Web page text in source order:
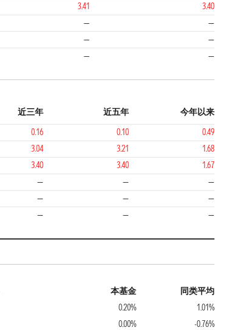
3.41
3.40
—
—
—
—
— —
近三年 近五年
今年以来
0.16 0.10
0.49
3.04 3.21
1.68
3.40 3.40
1.67
— —
—
— —
—
— — —
本基金
同类平均
0.20%
1.01%
0.00%
-0.76%